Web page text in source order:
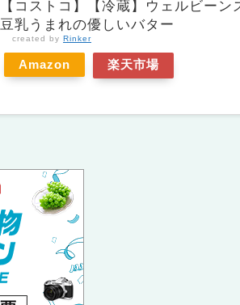
【コストコ】【冷蔵】ウェルビー
豆乳うまれの優しいバター
created by Rinker
Amazon 楽天市場